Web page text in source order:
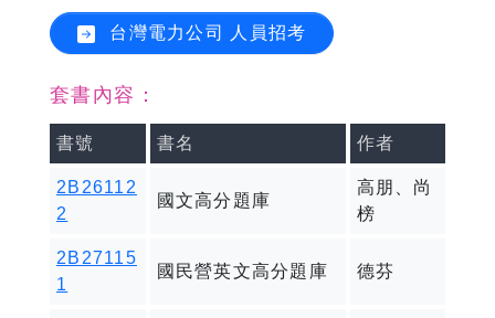
台灣電力公司 人員招考
套書內容：
書號 書名 作者
2B26112
2
國文高分題庫
高朋、尚
榜
2B27115
1
國民營英文高分題庫 德芬